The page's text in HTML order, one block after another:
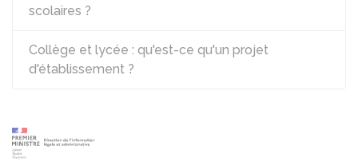
scolaires ?
Collège et lycée : qu'est-ce qu'un projet
d'établissement ?